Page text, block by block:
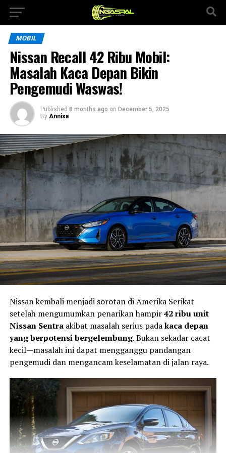
MOBIL
Nissan Recall 42 Ribu Mobil:
Masalah Kaca Depan Bikin
Pengemudi Waswas!
Published 8 months ago on December 5, 2025
By Annisa
Nissan kembali menjadi sorotan di Amerika Serikat
setelah mengumumkan penarikan hampir42 ribu unit
Nissan Sentraakibat masalah serius padakaca depan
yang berpotensi bergelembung. Bukan sekadar cacat
kecil—masalah ini dapat mengganggu pandangan
pengemudi dan mengancam keselamatan di jalan raya.